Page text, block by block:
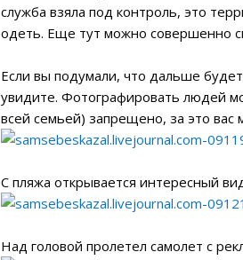
служба взяла под контроль, это
одеть. Еще тут можно совершенно
Если вы подумали, что дальше
увидите. Фотографировать людей
всей семьей) запрещено, за это вас
С пляжа открывается интересный
Над головой пролетел самолет с